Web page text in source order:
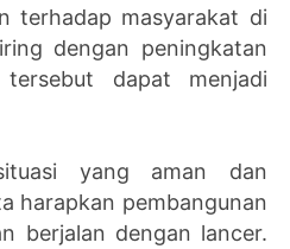
terhadap masyarakat di
dengan peningkatan
tersebut dapat menjadi
yang aman dan
harapkan pembangunan
berjalan dengan lancer.